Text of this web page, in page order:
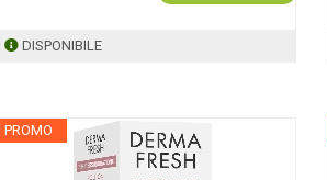
DISPONIBILE
PROMO